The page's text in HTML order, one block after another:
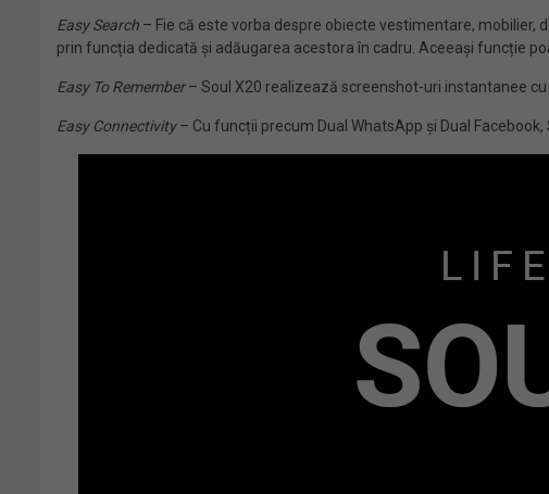
Easy Search – Fie că este vorba despre obiecte vestimentare,
prin funcția dedicată și adăugarea acestora în cadru. Aceeași funcție
Easy To Remember– Soul X20 realizează screenshot-uri instantanee
Easy Connectivity– Cu funcții precum Dual WhatsApp și Dual